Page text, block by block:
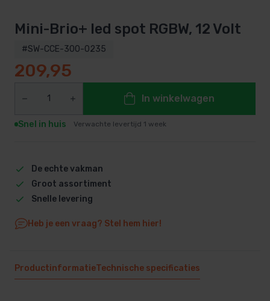
Mini-Brio+ led spot RGBW, 12 Volt
#SW-CCE-300-0235
209,95
In winkelwagen
Snel in huis Verwachte levertijd 1 week
De echte vakman
Groot assortiment
Snelle levering
Heb je een vraag? Stel hem hier!
ProductinformatieTechnische specificaties